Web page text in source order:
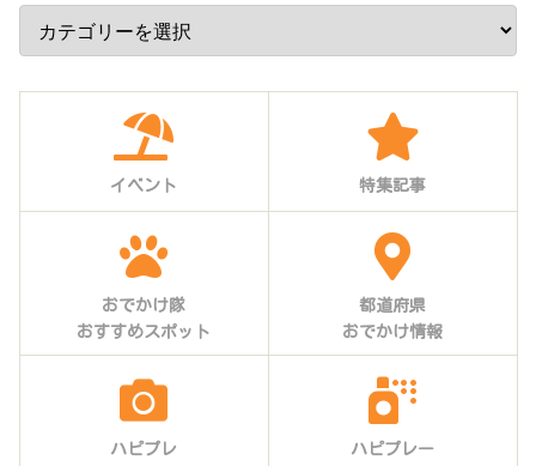
イベント 特集記事
おでかけ隊
おすすめスポット
都道府県
おでかけ情報
ハピプレ
ハピプレー